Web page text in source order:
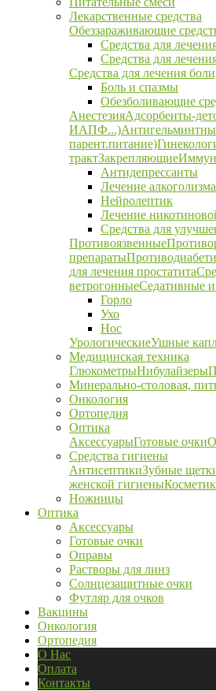
Лекарственные средства
Обеззараживающие
Средства для
Средства для
Средства для лечения
Боль и спазмы
Обезболивающие
АнестезияАдсорбенты-
ИАПФ...)
парент.питание)
трактЗакрепляющие
Антидепрессанты
Лечение алкоголизма
Нейролептик
Лечение
Средства для
Противоязвенные
препараты
для лечения простатита
ветрогонныеСедативные
Горло
Ухо
Нос
УрологическиеУшные
Медицинская техника
ГлюкометрыНибулайзеры
Минерально-столовая,
Онкология
Ортопедия
Оптика
АксессуарыГотовые очки
Средства гигиены
АнтисептикиЗубные
женской гигиены
Ножницы
Оптика
Аксессуары
Готовые очки
Оправы
Растворы для линз
Солнцезащитные очки
Футляр для очков
Вакцины
Онкология
Ортопедия
О Нас
Оплата
Контакты